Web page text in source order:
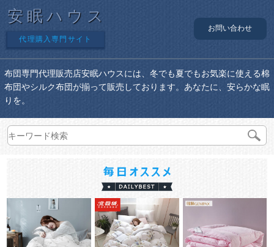
安眠ハウス
代理購入専門サイト
お問い合わせ
布団専門代理販売店安眠ハウスには、冬でも夏でもお気楽に使える棉
布団やシルク布団が揃って販売しております。あなたに、安らかな眠
りを。